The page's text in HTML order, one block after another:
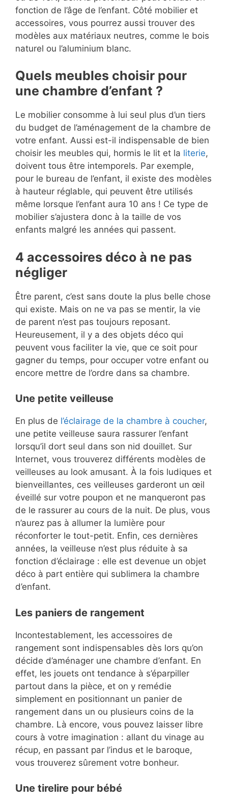
fonction de l’âge de l’enfant. Côté mobilier et
accessoires, vous pourrez aussi trouver des
modèles aux matériaux neutres, comme le bois
naturel ou l’aluminium blanc.
Quels meubles choisir pour
une chambre d’enfant ?
Le mobilier consomme à lui seul plus d’un tiers
du budget de l’aménagement de la chambre de
votre enfant. Aussi est-il indispensable de bien
choisir les meubles qui, hormis le lit et la literie,
doivent tous être intemporels. Par exemple,
pour le bureau de l’enfant, il existe des modèles
à hauteur réglable, qui peuvent être utilisés
même lorsque l’enfant aura 10 ans ! Ce type de
mobilier s’ajustera donc à la taille de vos
enfants malgré les années qui passent.
4 accessoires déco à ne pas
négliger
Être parent, c’est sans doute la plus belle chose
qui existe. Mais on ne va pas se mentir, la vie
de parent n’est pas toujours reposant.
Heureusement, il y a des objets déco qui
peuvent vous faciliter la vie, que ce soit pour
gagner du temps, pour occuper votre enfant ou
encore mettre de l’ordre dans sa chambre.
Une petite veilleuse
En plus de l’éclairage de la chambre à coucher,
une petite veilleuse saura rassurer l’enfant
lorsqu’il dort seul dans son nid douillet. Sur
Internet, vous trouverez différents modèles de
veilleuses au look amusant. À la fois ludiques et
bienveillantes, ces veilleuses garderont un œil
éveillé sur votre poupon et ne manqueront pas
de le rassurer au cours de la nuit. De plus, vous
n’aurez pas à allumer la lumière pour
réconforter le tout-petit. Enfin, ces dernières
années, la veilleuse n’est plus réduite à sa
fonction d’éclairage : elle est devenue un objet
déco à part entière qui sublimera la chambre
d’enfant.
Les paniers de rangement
Incontestablement, les accessoires de
rangement sont indispensables dès lors qu’on
décide d’aménager une chambre d’enfant. En
effet, les jouets ont tendance à s’éparpiller
partout dans la pièce, et on y remédie
simplement en positionnant un panier de
rangement dans un ou plusieurs coins de la
chambre. Là encore, vous pouvez laisser libre
cours à votre imagination : allant du vinage au
récup, en passant par l’indus et le baroque,
vous trouverez sûrement votre bonheur.
Une tirelire pour bébé